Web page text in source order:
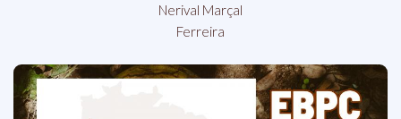
Nerival Marçal
Ferreira